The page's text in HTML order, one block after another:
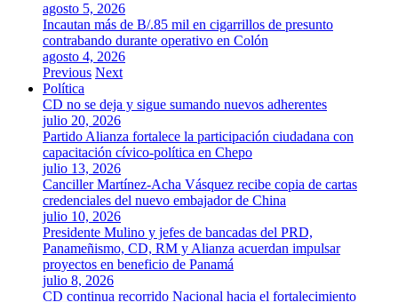
agosto 5, 2026
Incautan más de B/.85 mil en cigarrillos de presunto
contrabando durante operativo en Colón
agosto 4, 2026
Previous Next
Política
CD no se deja y sigue sumando nuevos adherentes
julio 20, 2026
Partido Alianza fortalece la participación ciudadana con
capacitación cívico-política en Chepo
julio 13, 2026
Canciller Martínez-Acha Vásquez recibe copia de cartas
credenciales del nuevo embajador de China
julio 10, 2026
Presidente Mulino y jefes de bancadas del PRD,
Panameñismo, CD, RM y Alianza acuerdan impulsar
proyectos en beneficio de Panamá
julio 8, 2026
CD continua recorrido Nacional hacia el fortalecimiento